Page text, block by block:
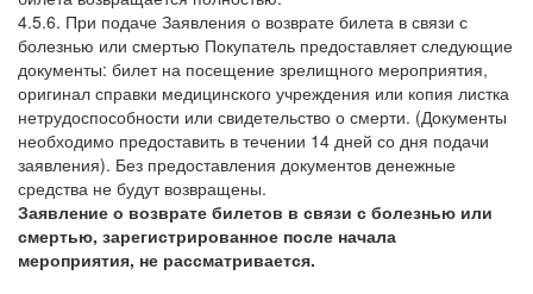
4.5.6. При подаче Заявления о возврате билета в связи с
болезнью или смертью Покупатель предоставляет следующие
документы: билет на посещение зрелищного мероприятия,
оригинал справки медицинского учреждения или копия листка
нетрудоспособности или свидетельство о смерти. (Документы
необходимо предоставить в течении 14 дней со дня подачи
заявления). Без предоставления документов денежные
средства не будут возвращены.
Заявление о возврате билетов в связи с болезнью или
смертью, зарегистрированное после начала
мероприятия, не рассматривается.